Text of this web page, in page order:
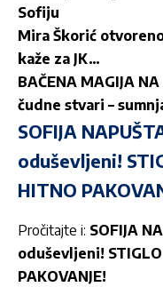
Sofiju
Mira Škorić
kaže za JK…
BAČENA MAGIJA
čudne stvari –
SOFIJA
oduševljeni!
HITNO
Pročitajte i: SOFIJA
oduševljeni! STIGLO
PAKOVANJE!